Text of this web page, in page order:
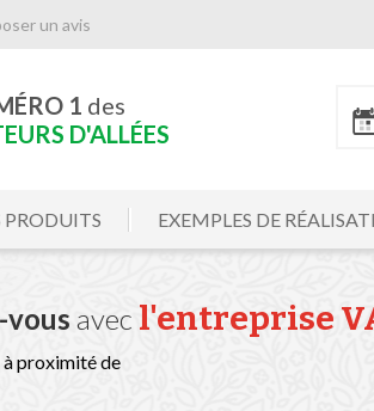
un avis
1 des
D'ALLÉES
PRODUITS EXEMPLES DE
vous avec l'entreprise
proximité de